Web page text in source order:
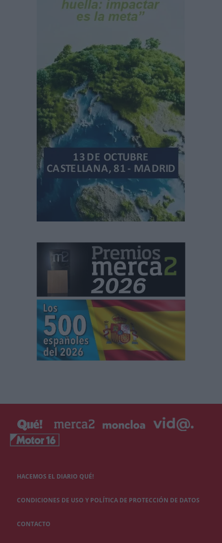
HACEMOS EL DIARIO QUÉ!
CONDICIONES DE USO Y POLÍTICA DE PROTECCIÓN DE DATOS
CONTACTO